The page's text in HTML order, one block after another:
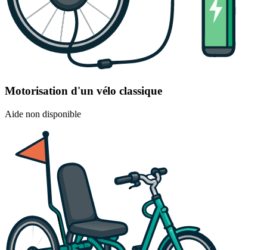
Motorisation d'un vélo classique
Aide non disponible